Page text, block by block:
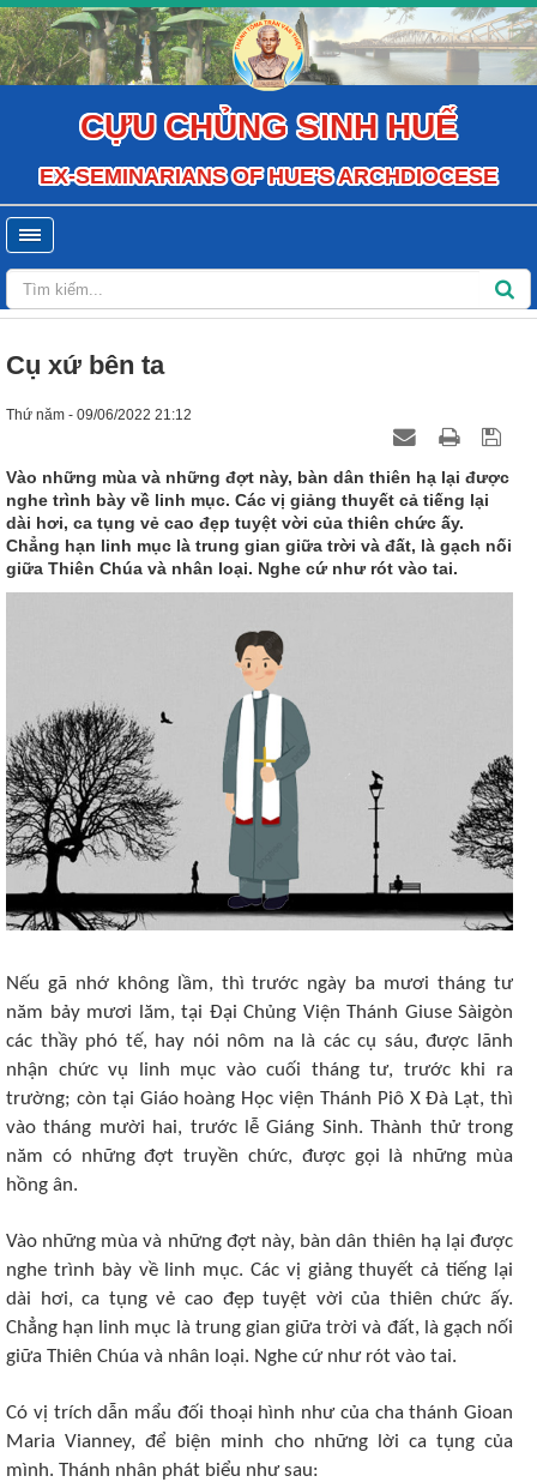
CỰU CHỦNG SINH HUẾ
EX-SEMINARIANS OF HUE'S ARCHDIOCESE
Cụ xứ bên ta
Thứ năm - 09/06/2022 21:12
Vào những mùa và những đợt này, bàn dân thiên hạ lại được
nghe trình bày về linh mục. Các vị giảng thuyết cả tiếng lại
dài hơi, ca tụng vẻ cao đẹp tuyệt vời của thiên chức ấy.
Chẳng hạn linh mục là trung gian giữa trời và đất, là gạch nối
giữa Thiên Chúa và nhân loại. Nghe cứ như rót vào tai.
Nếu gã nhớ không lầm, thì trước ngày ba mươi tháng tư
năm bảy mươi lăm, tại Đại Chủng Viện Thánh Giuse Sàigòn
các thầy phó tế, hay nói nôm na là các cụ sáu, được lãnh
nhận chức vụ linh mục vào cuối tháng tư, trước khi ra
trường; còn tại Giáo hoàng Học viện Thánh Piô X Đà Lạt, thì
vào tháng mười hai, trước lễ Giáng Sinh. Thành thử trong
năm có những đợt truyền chức, được gọi là những mùa
hồng ân.
Vào những mùa và những đợt này, bàn dân thiên hạ lại được
nghe trình bày về linh mục. Các vị giảng thuyết cả tiếng lại
dài hơi, ca tụng vẻ cao đẹp tuyệt vời của thiên chức ấy.
Chẳng hạn linh mục là trung gian giữa trời và đất, là gạch nối
giữa Thiên Chúa và nhân loại. Nghe cứ như rót vào tai.
Có vị trích dẫn mẩu đối thoại hình như của cha thánh Gioan
Maria Vianney, để biện minh cho những lời ca tụng của
mình. Thánh nhân phát biểu như sau: